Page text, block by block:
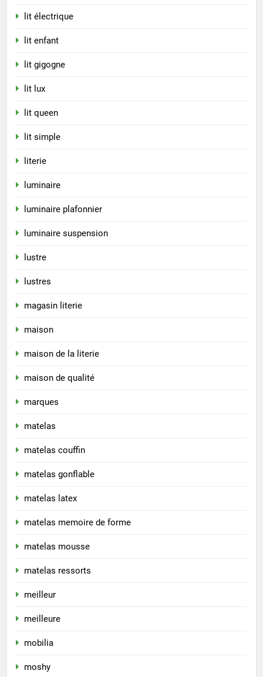
lit électrique
lit enfant
lit gigogne
lit lux
lit queen
lit simple
literie
luminaire
luminaire plafonnier
luminaire suspension
lustre
lustres
magasin literie
maison
maison de la literie
maison de qualité
marques
matelas
matelas couffin
matelas gonflable
matelas latex
matelas memoire de forme
matelas mousse
matelas ressorts
meilleur
meilleure
mobilia
moshy